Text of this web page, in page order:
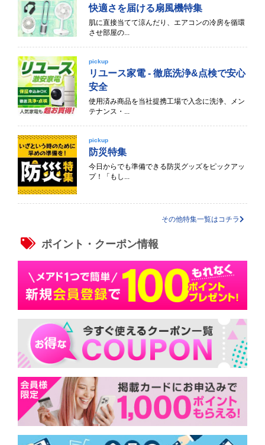
快適さを届ける扇風機特集
肌に直接当てて涼んだり、エアコンの冷房を循環
させ部屋の...
pickup
リユース家電 - 徹底洗浄&点検で安心
安全
使用済み商品を当社提携工場で入念に洗浄、メン
テナンス・...
pickup
防災特集
今日からでも準備できる防災グッズをピックアッ
プ！「もし...
その他特集一覧はコチラ
ポイント・クーポン情報